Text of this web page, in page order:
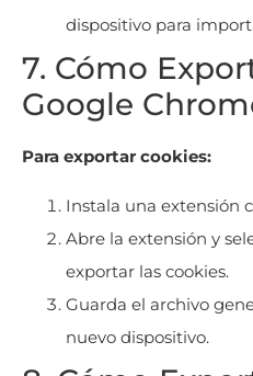
dispositivo para
7. Cómo
Google
Para exportar cookies:
Instala una extensión
Abre la extensión y
exportar las cookies.
Guarda el archivo
nuevo dispositivo.